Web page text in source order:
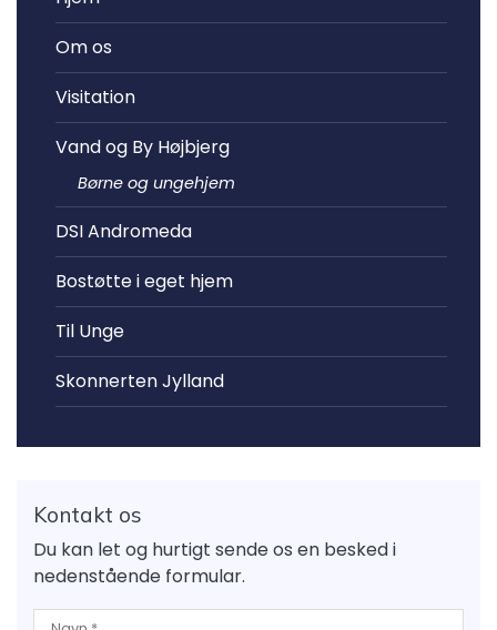
navigation
Om os
Visitation
Vand og By Højbjerg
Børne og ungehjem
DSI Andromeda
Bostøtte i eget hjem
Til Unge
Skonnerten Jylland
Kontakt os
Du kan let og hurtigt sende os en besked i
nedenstående formular.